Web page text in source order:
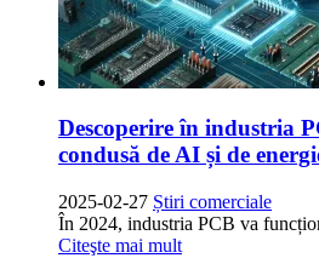
Descoperire în industria
condusă de AI și de
2025-02-27 Știri comerciale
În 2024, industria PCB va
Citeşte mai mult